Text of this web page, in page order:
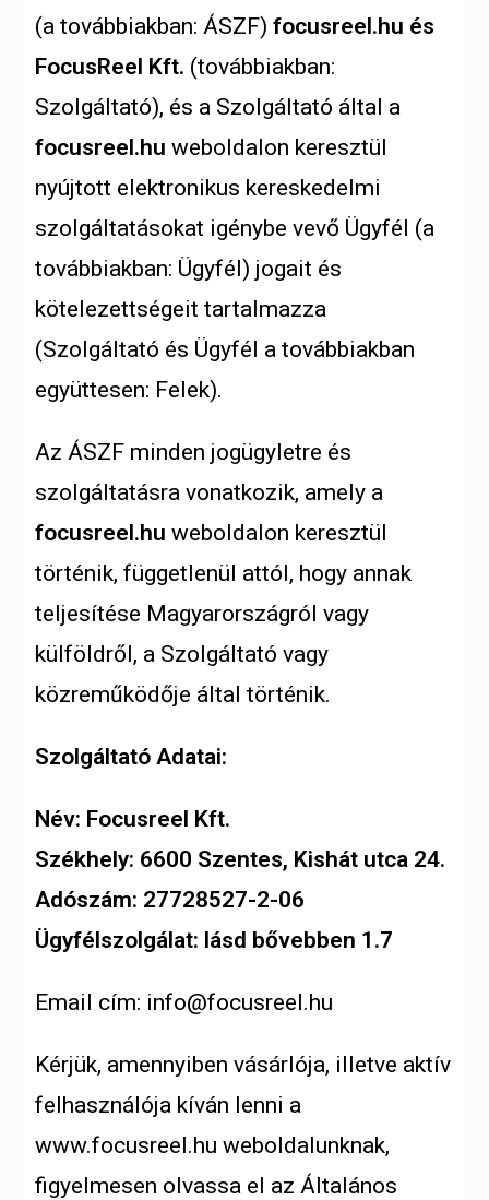
(a továbbiakban: ÁSZF)focusreel.hu és
FocusReel Kft. (továbbiakban:
Szolgáltató), és a Szolgáltató által a
focusreel.hu weboldalon keresztül
nyújtott elektronikus kereskedelmi
szolgáltatásokat igénybe vevő Ügyfél (a
továbbiakban: Ügyfél) jogait és
kötelezettségeit tartalmazza
(Szolgáltató és Ügyfél a továbbiakban
együttesen: Felek).
Az ÁSZF minden jogügyletre és
szolgáltatásra vonatkozik, amely a
focusreel.hu weboldalon keresztül
történik, függetlenül attól, hogy annak
teljesítése Magyarországról vagy
külföldről, a Szolgáltató vagy
közreműködője által történik.
Szolgáltató Adatai:
Név: Focusreel Kft.
Székhely: 6600 Szentes, Kishát utca 24.
Adószám: 27728527-2-06
Ügyfélszolgálat: lásd bővebben 1.7
Email cím: info@focusreel.hu
Kérjük, amennyiben vásárlója, illetve aktív
felhasználója kíván lenni a
www.focusreel.hu weboldalunknak,
figyelmesen olvassa el az Általános